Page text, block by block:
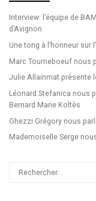
Interview: l’équipe de
d’Avignon
Une tong à l’honneur sur
Marc Tourneboeuf nous
Julie Allainmat présente
Léonard Stefanica nous
Bernard Marie Koltès
Ghezzi Grégory nous
Mademoiselle Serge